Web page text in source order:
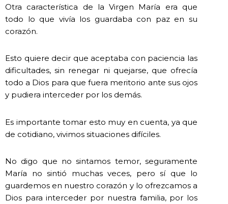
Otra característica de la Virgen María era que
todo lo que vivía los guardaba con paz en su
corazón.
Esto quiere decir que aceptaba con paciencia las
dificultades, sin renegar ni quejarse, que ofrecía
todo a Dios para que fuera meritorio ante sus ojos
y pudiera interceder por los demás.
Es importante tomar esto muy en cuenta, ya que
de cotidiano, vivimos situaciones difíciles.
No digo que no sintamos temor, seguramente
María no sintió muchas veces, pero sí que lo
guardemos en nuestro corazón y lo ofrezcamos a
Dios para interceder por nuestra familia, por los